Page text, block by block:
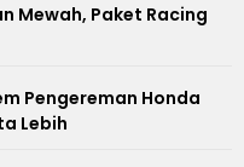
Mewah, Paket Racing
Pengereman Honda
Lebih